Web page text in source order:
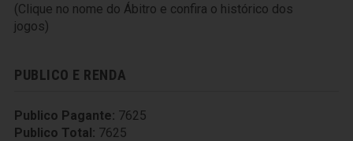
(Clique no nome do Ábitro e confira o histórico dos
jogos)
PUBLICO E RENDA
Publico Pagante: 7625
Publico Total: 7625